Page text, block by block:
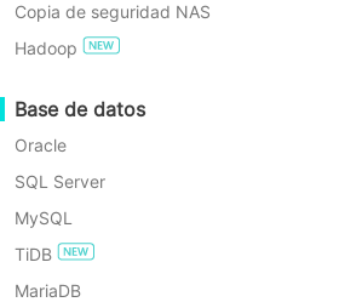
Copia de seguridad NAS
Hadoop
Base de datos
Oracle
SQL Server
MySQL
TiDB
MariaDB
¿Cómo Protege
Vinchin construye un